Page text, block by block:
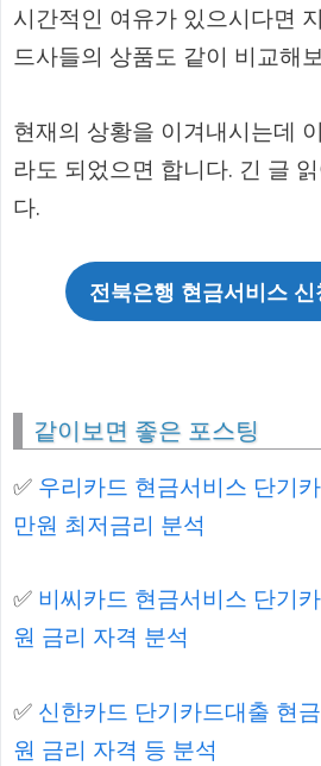
시간적인 여유가 있으시다면
드사들의 상품도 같이 비교해
현재의 상황을 이겨내시는데
라도 되었으면 합니다. 긴 글
다.
전북은행 현금서비스 신
같이보면 좋은 포스팅
✅ 우리카드 현금서비스 단기
만원 최저금리 분석
✅ 비씨카드 현금서비스 단기
원 금리 자격 분석
✅ 신한카드 단기카드대출 현
원 금리 자격 등 분석